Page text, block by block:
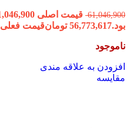
61,046,900
بود.56,773,617 تومانقیمت فعلی 56,773,617 تومان است.
ناموجود
افزودن به علاقه مندی
مقایسه